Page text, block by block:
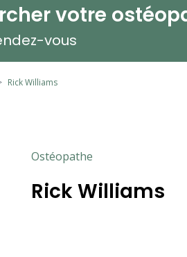
votre
vous
Rick Williams
Ostéopathe
Rick Williams